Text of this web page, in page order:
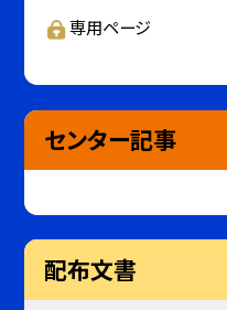
専用ページ
センター記事
配布文書